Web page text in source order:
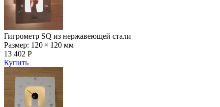
Гигрометр SQ из нержавеющей стали
Размер: 120 × 120 мм
13 402 Р
Купить